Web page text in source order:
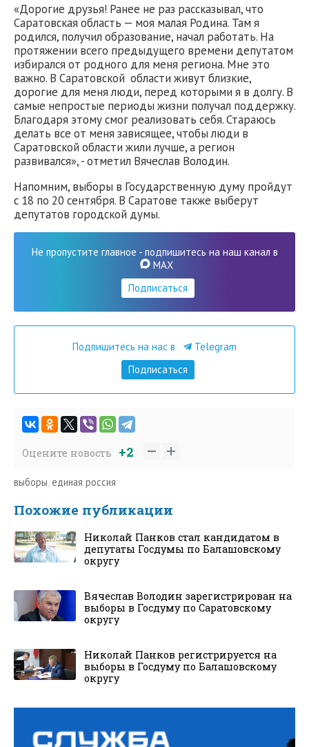
«Дорогие друзья! Ранее не раз рассказывал, что
Саратовская область — моя малая Родина. Там я
родился, получил образование, начал работать. На
протяжении всего предыдущего времени депутатом
избирался от родного для меня региона. Мне это
важно. В Саратовской области живут близкие,
дорогие для меня люди, перед которыми я в долгу. В
самые непростые периоды жизни получал поддержку.
Благодаря этому смог реализовать себя. Стараюсь
делать все от меня зависящее, чтобы люди в
Саратовской области жили лучше, а регион
развивался», - отметил Вячеслав Володин.
Напомним, выборы в Государственную думу пройдут
с 18 по 20 сентября. В Саратове также выберут
депутатов городской думы.
Не пропустите главное - подпишитесь на наш канал в
MAX
Подписаться
Подпишитесь на нас в
Telegram
Подписаться
Оцените новость +2
выборы единая россия
Похожие публикации
Николай Панков стал кандидатом в
депутаты Госдумы по Балашовскому
округу
Вячеслав Володин зарегистрирован на
выборы в Госдуму по Саратовскому
округу
Николай Панков регистрируется на
выборы в Госдуму по Балашовскому
округу